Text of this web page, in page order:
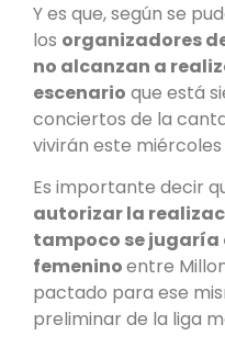
Y es que, según se
los organizadores
no alcanzan a
escenario que está
conciertos de la
vivirán este
Es importante decir
autorizar la
tampoco se jugaría
femeninoentre
pactado para ese
preliminar de la liga